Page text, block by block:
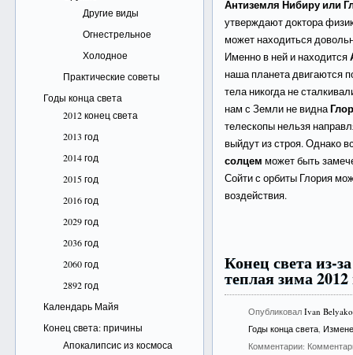
Другие виды
Огнестрельное
Холодное
Практические советы
Годы конца света
2012 конец света
2013 год
2014 год
2015 год
2016 год
2029 год
2036 год
2060 год
2892 год
Календарь Майя
Конец света: причины
Апокалипсис из космоса
Антиземля Нибиру или
утверждают доктора
может находиться
Именно в ней и находится
наша планета двигаются
тела никогда не
нам с Земли не видна
телескопы нельзя
выйдут из строя. Однако
солцем может быть
Сойти с орбиты Глория
воздействия.
Конец света из-
теплая зима 2012
ОпубликовалIvan
Годы конца света,
Комментарии: